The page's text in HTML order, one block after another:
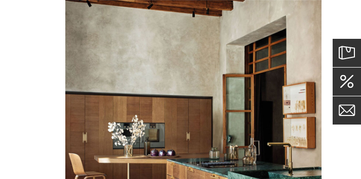
поверхности устойчивы к влаге, механическим
технологиям кухни Cesar служат долгие годы,